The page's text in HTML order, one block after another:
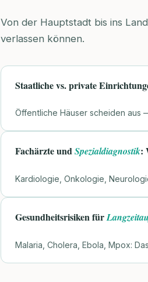
Von der Hauptstadt bis ins
verlassen können.
Staatliche vs. private
Öffentliche Häuser scheiden aus
Fachärzte undSpezialdiagnostik:
Kardiologie, Onkologie,
Gesundheitsrisiken für
Malaria, Cholera, Ebola, Mpox: